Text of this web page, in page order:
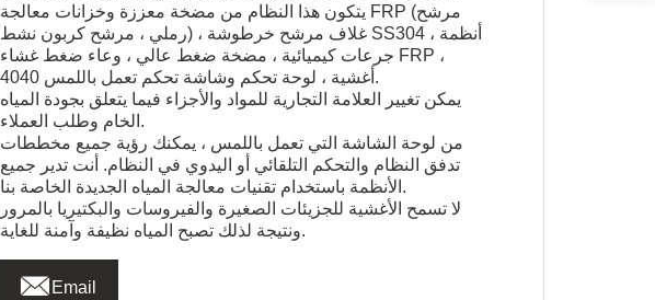
يتكون هذا النظام من مضخة معززة وخزانات معالجة FRP (مرشح
رملي ، مرشح كربون نشط) ، غلاف مرشح خرطوشة SS304 ، أنظمة
جرعات كيميائية ، مضخة ضغط عالي ، وعاء ضغط غشاء FRP ،
4040 أغشية ، لوحة تحكم وشاشة تحكم تعمل باللمس.
يمكن تغيير العلامة التجارية للمواد والأجزاء فيما يتعلق بجودة المياه
الخام وطلب العملاء.
من لوحة الشاشة التي تعمل باللمس ، يمكنك رؤية جميع مخططات
تدفق النظام والتحكم التلقائي أو اليدوي في النظام. أنت تدير جميع
الأنظمة باستخدام تقنيات معالجة المياه الجديدة الخاصة بنا.
لا تسمح الأغشية للجزيئات الصغيرة والفيروسات والبكتيريا بالمرور
ونتيجة لذلك تصبح المياه نظيفة وآمنة للغاية.
 Email